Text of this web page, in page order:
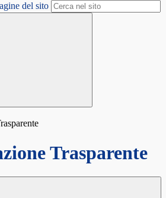
del sito
Trasparente